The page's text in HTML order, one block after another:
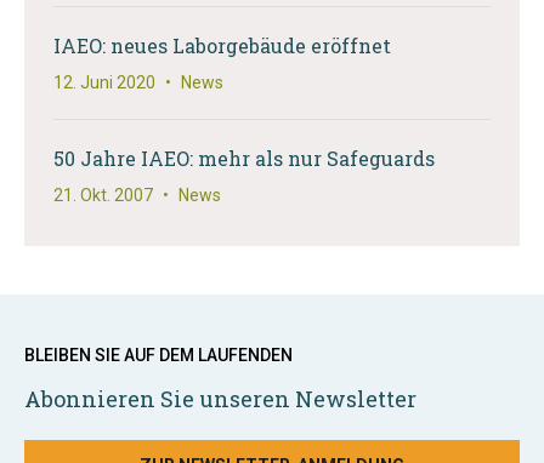
IAEO: neues Laborgebäude eröffnet
12. Juni 2020 • News
50 Jahre IAEO: mehr als nur Safeguards
21. Okt. 2007 • News
BLEIBEN SIE AUF DEM LAUFENDEN
Abonnieren Sie unseren Newsletter